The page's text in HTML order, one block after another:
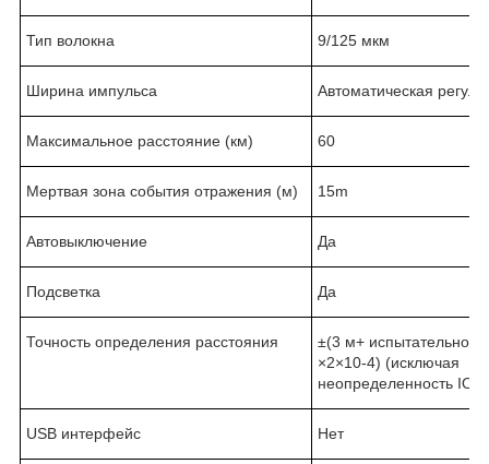
Тип волокна 9/125 мкм
Ширина импульса Автоматическая
Максимальное расстояние (км) 60
Мертвая зона события отражения (м) 15m
Автовыключение Да
Подсветка Да
Точность определения расстояния
±(3 м+ испытательное
×2×10-4) (исключая
неопределенность IOR)
USB интерфейс Нет